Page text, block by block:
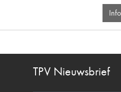
Info
TPV Nieuwsbrief